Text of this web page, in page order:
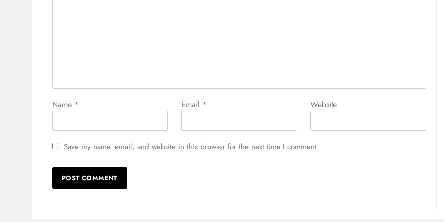
Name * Email * Website
Save my name, email, and website in this browser for the next time I comment.